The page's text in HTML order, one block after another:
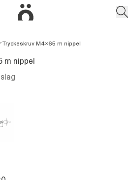
Tryckeskruv M4x65 m nippel
m nippel